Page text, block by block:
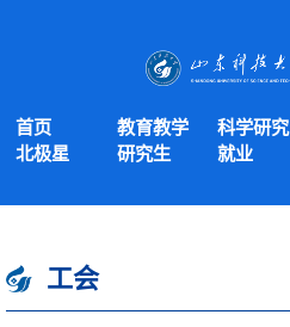
首页 教育教学 科学研究
北极星
研究生 就业
工会